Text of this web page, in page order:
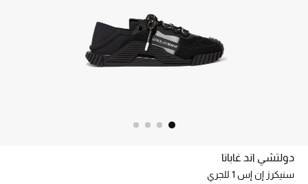
خصم حتى 70%
دولتشي اند غابانا
سنيكرز إن إس 1 للجري